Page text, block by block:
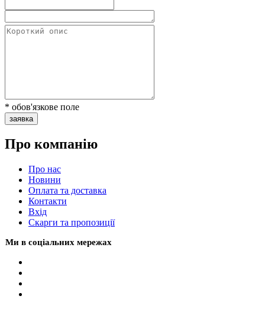
* обов'язкове поле
заявка
Про компанію
Про нас
Новини
Оплата та доставка
Контакти
Вхiд
Скарги та пропозиції
Ми в соціальних мережах